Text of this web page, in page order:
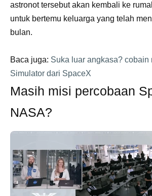
astronot tersebut akan kembali ke
untuk bertemu keluarga yang telah
bulan.
Baca juga: Suka luar angkasa? cobain
Simulator dari SpaceX
Masih misi percobaan
NASA?